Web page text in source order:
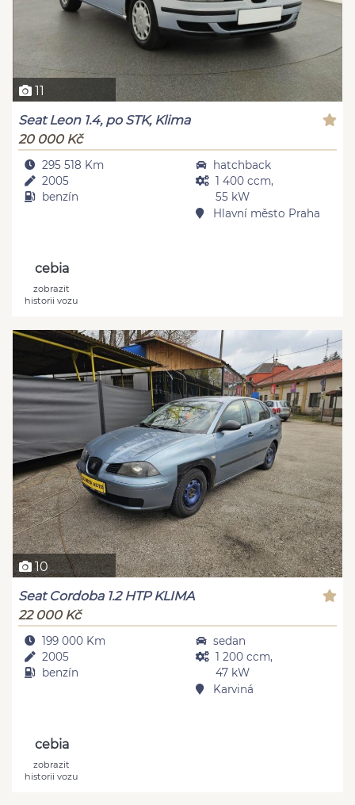
11
Seat Leon 1.4, po STK, Klima
20 000 Kč
295 518 Km
2005
benzín
hatchback
1 400 ccm,
55 kW
Hlavní město Praha
cebia
zobrazit
historii vozu
10
Seat Cordoba 1.2 HTP KLIMA
22 000 Kč
199 000 Km
2005
benzín
sedan
1 200 ccm,
47 kW
Karviná
cebia
zobrazit
historii vozu